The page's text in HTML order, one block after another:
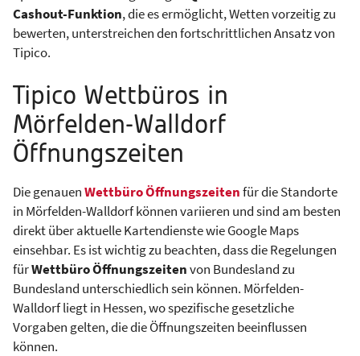
Cashout-Funktion, die es ermöglicht, Wetten vorzeitig zu
bewerten, unterstreichen den fortschrittlichen Ansatz von
Tipico.
Tipico Wettbüros in
Mörfelden-Walldorf
Öffnungszeiten
Die genauenWettbüro Öffnungszeitenfür die Standorte
in Mörfelden-Walldorf können variieren und sind am besten
direkt über aktuelle Kartendienste wie Google Maps
einsehbar. Es ist wichtig zu beachten, dass die Regelungen
fürWettbüro Öffnungszeitenvon Bundesland zu
Bundesland unterschiedlich sein können. Mörfelden-
Walldorf liegt in Hessen, wo spezifische gesetzliche
Vorgaben gelten, die die Öffnungszeiten beeinflussen
können.